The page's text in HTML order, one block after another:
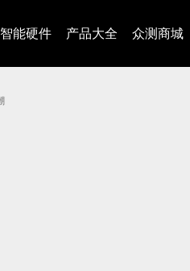
智能硬件 产品大全 众测商城